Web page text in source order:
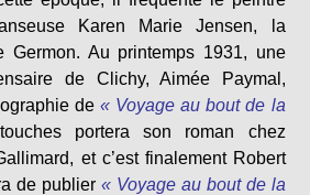
Karen Marie Jensen, la
Germon. Au printemps 1931, une
de Clichy, Aimée Paymal,
de « Voyage au bout de la
portera son roman chez
et c’est finalement Robert
de publier « Voyage au bout de la